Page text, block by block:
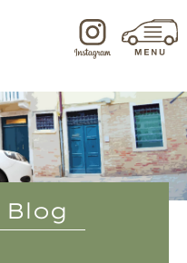
Blog